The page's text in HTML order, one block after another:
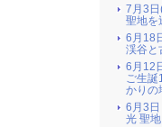
7月3
聖地を
6月18
渓谷と
6月12
ご生誕
かりの
6月3日
光 聖